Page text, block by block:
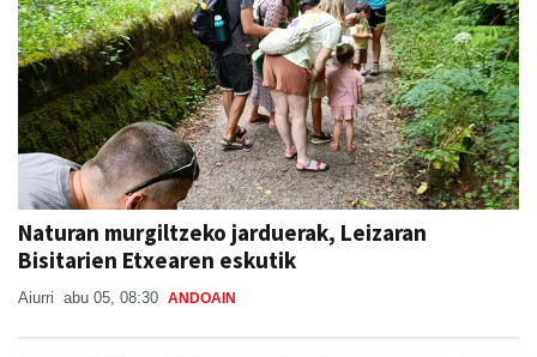
Naturan murgiltzeko jarduerak, Leizaran
Bisitarien Etxearen eskutik
Aiurri abu 05, 08:30 ANDOAIN